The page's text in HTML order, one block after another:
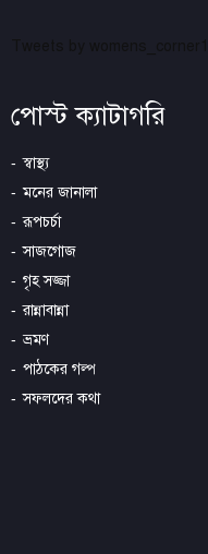
পোস্ট ক্যাটাগরি
স্বাস্থ্য
মনের জানালা
রূপচর্চা
সাজগোজ
গৃহ সজ্জা
রান্নাবান্না
ভ্রমণ
পাঠকের গল্প
সফলদের কথা